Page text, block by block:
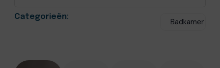
Categorieën:
Badkamer